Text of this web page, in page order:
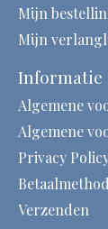
Mijn
Mijn
Informatie
Algemene
Algemene
Privacy
Verzenden